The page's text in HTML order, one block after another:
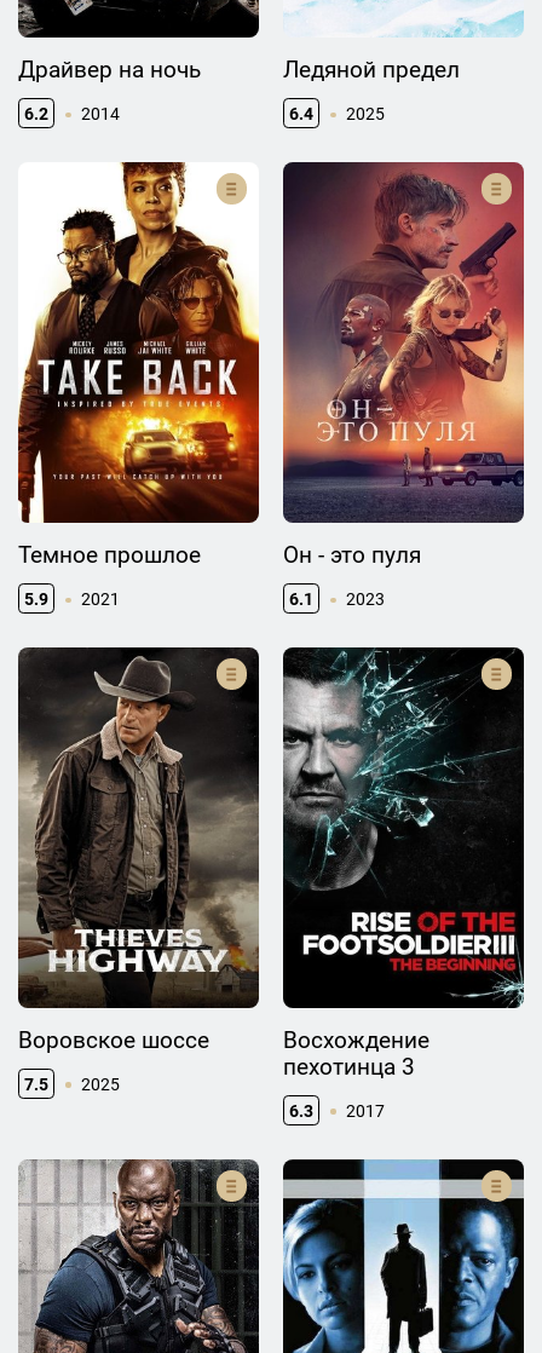
Драйвер на ночь
6.2 2014
Ледяной предел
6.4 2025
Темное прошлое
5.9 2021
Он - это пуля
6.1 2023
Воровское шоссе
7.5 2025
Восхождение
пехотинца 3
6.3 2017